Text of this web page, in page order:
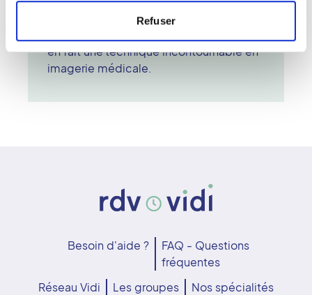
Refuser
indolore, l'échographie combine
en fait une technique incontournable en
imagerie médicale.
Besoin d'aide ?
FAQ - Questions
fréquentes
Réseau Vidi
Les groupes
Nos spécialités